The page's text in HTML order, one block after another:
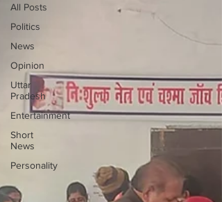
All Posts
Politics
News
Opinion
Uttar
Pradesh
Entertainment
Short
News
Personality